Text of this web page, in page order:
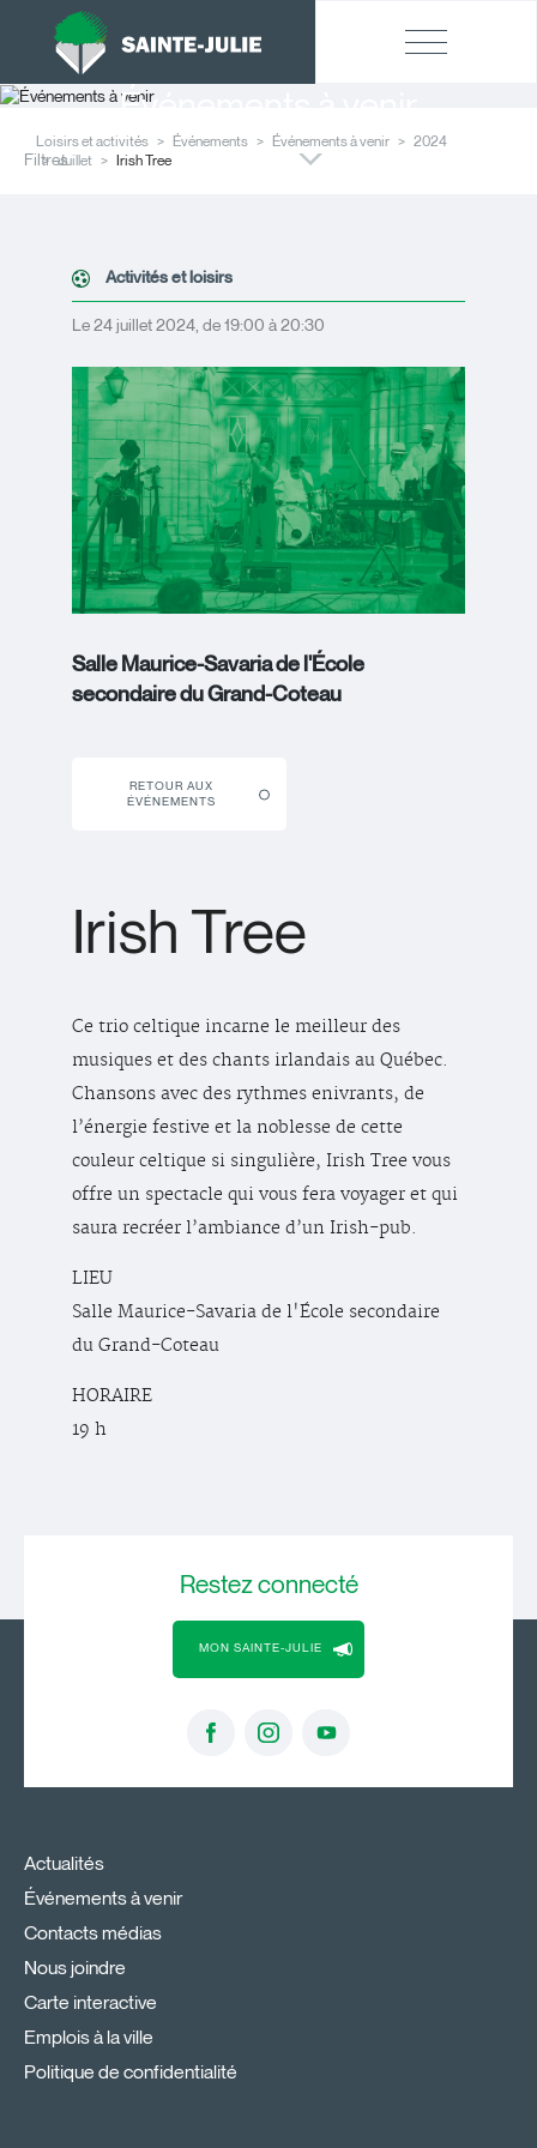
Événements à venir
Loisirs et activités Événements Événements à venir
2024
Juillet
Irish Tree
Filtres
Activités et loisirs
Le 24 juillet 2024, de 19:00 à 20:30
Salle Maurice-Savaria de l'École
secondaire du Grand-Coteau
RETOUR AUX
ÉVÉNEMENTS
Irish Tree
Ce trio celtique incarne le meilleur des
musiques et des chants irlandais au Québec.
Chansons avec des rythmes enivrants, de
l’énergie festive et la noblesse de cette
couleur celtique si singulière, Irish Tree vous
offre un spectacle qui vous fera voyager et qui
saura recréer l’ambiance d’un Irish-pub.
LIEU
Salle Maurice-Savaria de l'École secondaire
du Grand-Coteau
HORAIRE
19 h
Restezconnecté
MON SAINTE-JULIE
Actualités
Événements à venir
Contacts médias
Nous joindre
Carte interactive
Emplois à la ville
Politique de confidentialité